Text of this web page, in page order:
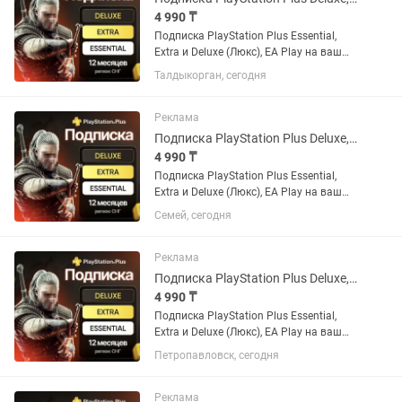
4 990 ₸
Подписка PlayStation Plus Essential,
Extra и Deluxe (Люкс), EA Play на ваш
украинский или турецкий аккаунт. Если
аккаунта нет - открою новый. Почти во
русская...
Талдыкорган, сегодня
Реклама
Подписка PlayStation Plus Deluxe, Extra, Essential и EA Play
4 990 ₸
Подписка PlayStation Plus Essential,
Extra и Deluxe (Люкс), EA Play на ваш
украинский или турецкий аккаунт. Если
аккаунта нет - открою новый. Почти во
русская...
Семей, сегодня
Реклама
Подписка PlayStation Plus Deluxe, Extra, Essential и EA Play
4 990 ₸
Подписка PlayStation Plus Essential,
Extra и Deluxe (Люкс), EA Play на ваш
украинский или турецкий аккаунт. Если
аккаунта нет - открою новый. Почти во
русская...
Петропавловск, сегодня
Реклама